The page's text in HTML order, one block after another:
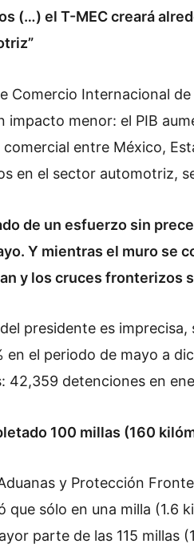
(…) el T-MEC creará
Comercio Internacional
impacto menor: el PIB
entre México,
en el sector automotriz,
de un esfuerzo sin
Y mientras el muro se
y los cruces fronterizos
presidente es imprecisa,
en el periodo de mayo a
42,359 detenciones en
100 millas (160
y Protección
que sólo en una milla (1.6
parte de las 115